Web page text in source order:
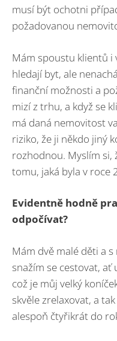
musí být ochotni
požadovanou
Mám spoustu klientů i
hledají byt, ale
finanční možnosti a
mizí z trhu, a když se
má daná nemovitost
riziko, že ji někdo jiný
rozhodnou. Myslím si,
tomu, jaká byla v roce
Evidentně hodně
odpočívat?
Mám dvě malé děti a
snažím se cestovat,
což je můj velký
skvěle zrelaxovat, a
alespoň čtyřikrát do